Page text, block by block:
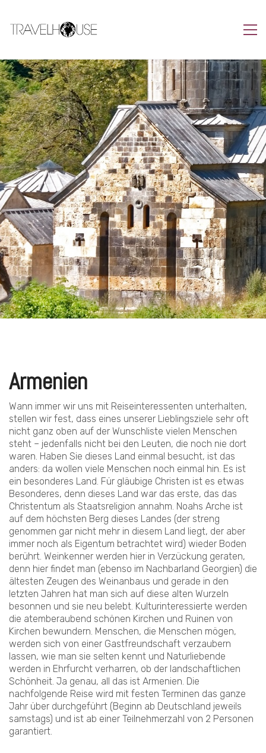
Armenien
Wann immer wir uns mit Reiseinteressenten unterhalten,
stellen wir fest, dass eines unserer Lieblingsziele sehr oft
nicht ganz oben auf der Wunschliste vielen Menschen
steht – jedenfalls nicht bei den Leuten, die noch nie dort
waren. Haben Sie dieses Land einmal besucht, ist das
anders: da wollen viele Menschen noch einmal hin. Es ist
ein besonderes Land. Für gläubige Christen ist es etwas
Besonderes, denn dieses Land war das erste, das das
Christentum als Staatsreligion annahm. Noahs Arche ist
auf dem höchsten Berg dieses Landes (der streng
genommen gar nicht mehr in diesem Land liegt, der aber
immer noch als Eigentum betrachtet wird) wieder Boden
berührt. Weinkenner werden hier in Verzückung geraten,
denn hier findet man (ebenso im Nachbarland Georgien) die
ältesten Zeugen des Weinanbaus und gerade in den
letzten Jahren hat man sich auf diese alten Wurzeln
besonnen und sie neu belebt. Kulturinteressierte werden
die atemberaubend schönen Kirchen und Ruinen von
Kirchen bewundern. Menschen, die Menschen mögen,
werden sich von einer Gastfreundschaft verzaubern
lassen, wie man sie selten kennt und Naturliebende
werden in Ehrfurcht verharren, ob der landschaftlichen
Schönheit. Ja genau, all das ist Armenien. Die
nachfolgende Reise wird mit festen Terminen das ganze
Jahr über durchgeführt (Beginn ab Deutschland jeweils
samstags) und ist ab einer Teilnehmerzahl von 2 Personen
garantiert.